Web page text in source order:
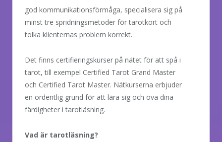
god kommunikationsförmåga, specialisera sig på
minst tre spridningsmetoder för tarotkort och
tolka klienternas problem korrekt.
Det finns certifieringskurser på nätet för att spå i
tarot, till exempel Certified Tarot Grand Master
och Certified Tarot Master. Nätkurserna erbjuder
en ordentlig grund för att lära sig och öva dina
färdigheter i tarotläsning.
Vad är tarotläsning?